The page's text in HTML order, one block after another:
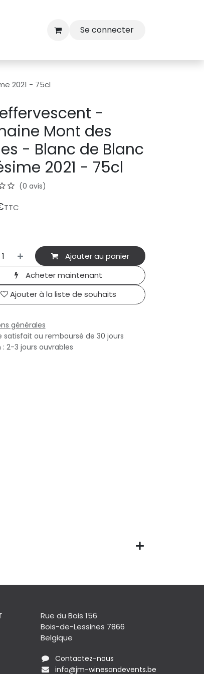
Se connecter
2021 - 75cl
-
Mont des
- Blanc de Blanc
2021 - 75cl
(0 avis)
TTC
Ajouter au panier
Acheter maintenant
Ajouter à la liste de souhaits
générales
satisfait ou remboursé de 30 jours
: 2-3 jours ouvrables
Rue du Bois 156
Bois-de-Lessines 7866
Belgique
Contactez-nous
info@jm-winesandevents.be